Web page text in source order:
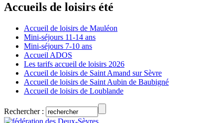
Accueils de loisirs été
Accueil de loisirs de Mauléon
Mini-séjours 11-14 ans
Mini-séjours 7-10 ans
Accueil ADOS
Les tarifs accueil de loisirs 2026
Accueil de loisirs de Saint Amand sur Sèvre
Accueil de loisirs de Saint Aubin de Baubigné
Accueil de loisirs de Loublande
Rechercher :